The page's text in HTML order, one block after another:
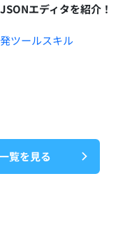
エディタを紹介！
ツールスキル
覧を見る